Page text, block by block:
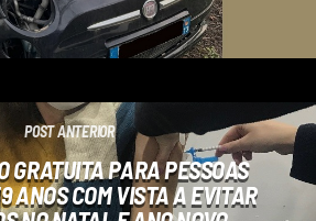
POST ANTERIOR
GRATUITA PARA PESSOAS
ANOS COM VISTA A EVITAR